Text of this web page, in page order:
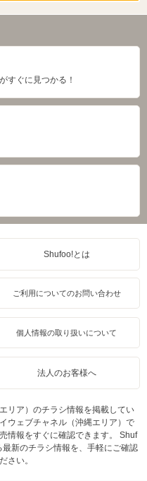
すぐに見つかる！
Shufoo!とは
ご利用についてのお問い合わせ
個人情報の取り扱いについて
法人のお客様へ
リア）のチラシ情報を掲載してい
ウェブチャネル（沖縄エリア）で
情報をすぐに確認できます。 Shuf
新のチラシ情報を、手軽にご確認
さい。